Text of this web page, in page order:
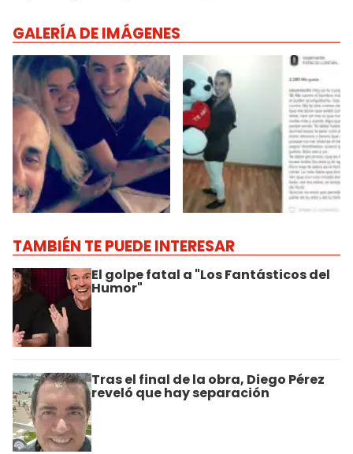
GALERÍA DE IMÁGENES
TAMBIÉN TE PUEDE INTERESAR
El golpe fatal a "Los Fantásticos del
Humor"
Tras el final de la obra, Diego Pérez
reveló que hay separación